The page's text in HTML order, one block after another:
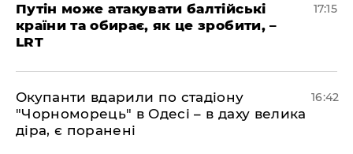
​Путін може атакувати балтійські
країни та обирає, як це зробити, –
LRT
17:15
​Окупанти вдарили по стадіону
"Чорноморець" в Одесі – в даху велика
діра, є поранені
16:42